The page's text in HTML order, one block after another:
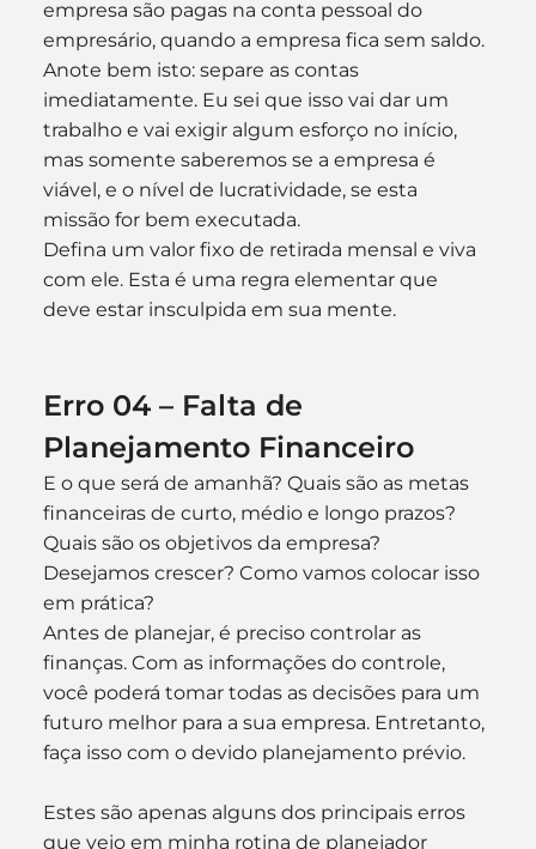
empresa são pagas na conta pessoal do
empresário, quando a empresa fica sem saldo.
Anote bem isto: separe as contas
imediatamente. Eu sei que isso vai dar um
trabalho e vai exigir algum esforço no início,
mas somente saberemos se a empresa é
viável, e o nível de lucratividade, se esta
missão for bem executada.
Defina um valor fixo de retirada mensal e viva
com ele. Esta é uma regra elementar que
deve estar insculpida em sua mente.
Erro 04 – Falta de
Planejamento Financeiro
E o que será de amanhã? Quais são as metas
financeiras de curto, médio e longo prazos?
Quais são os objetivos da empresa?
Desejamos crescer? Como vamos colocar isso
em prática?
Antes de planejar, é preciso controlar as
finanças. Com as informações do controle,
você poderá tomar todas as decisões para um
futuro melhor para a sua empresa. Entretanto,
faça isso com o devido planejamento prévio.
Estes são apenas alguns dos principais erros
que vejo em minha rotina de planejador